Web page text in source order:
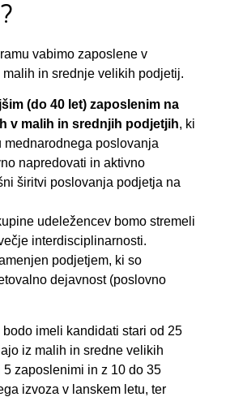
vabimo zaposlene v
in srednje velikih podjetij.
(do 40 let) zaposlenim na
v malih in srednjih podjetjih, ki
mednarodnega poslovanja
napredovati in aktivno
širitvi poslovanja podjetja na
udeležencev bomo stremeli
interdisciplinarnosti.
podjetjem, ki so
dejavnost (poslovno
imeli kandidati stari od 25
iz malih in sredne velikih
zaposlenimi in z 10 do 35
izvoza v lanskem letu, ter